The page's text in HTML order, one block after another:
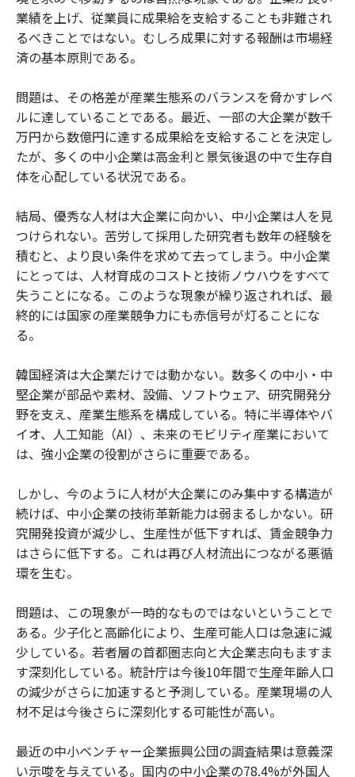
業績を上げ、従業員に成果給を支給することも非難され
るべきことではない。むしろ成果に対する報酬は市場経
済の基本原則である。
問題は、その格差が産業生態系のバランスを脅かすレベ
ルに達していることである。最近、一部の大企業が数千
万円から数億円に達する成果給を支給することを決定し
たが、多くの中小企業は高金利と景気後退の中で生存自
体を心配している状況である。
結局、優秀な人材は大企業に向かい、中小企業は人を見
つけられない。苦労して採用した研究者も数年の経験を
積むと、より良い条件を求めて去ってしまう。中小企業
にとっては、人材育成のコストと技術ノウハウをすべて
失うことになる。このような現象が繰り返されれば、最
終的には国家の産業競争力にも赤信号が灯ることにな
る。
韓国経済は大企業だけでは動かない。数多くの中小・中
堅企業が部品や素材、設備、ソフトウェア、研究開発分
野を支え、産業生態系を構成している。特に半導体やバ
イオ、人工知能（AI）、未来のモビリティ産業において
は、強小企業の役割がさらに重要である。
しかし、今のように人材が大企業にのみ集中する構造が
続けば、中小企業の技術革新能力は弱まるしかない。研
究開発投資が減少し、生産性が低下すれば、賃金競争力
はさらに低下する。これは再び人材流出につながる悪循
環を生む。
問題は、この現象が一時的なものではないということで
ある。少子化と高齢化により、生産可能人口は急速に減
少している。若者層の首都圏志向と大企業志向もますま
す深刻化している。統計庁は今後10年間で生産年齢人口
の減少がさらに加速すると予測している。産業現場の人
材不足は今後さらに深刻化する可能性が高い。
最近の中小ベンチャー企業振興公団の調査結果は意義深
い示唆を与えている。国内の中小企業の78.4%が外国人